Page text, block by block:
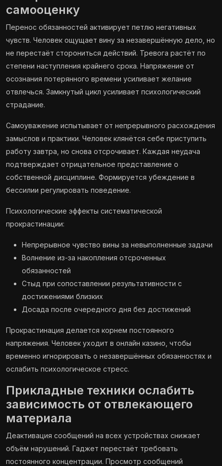
самооценку
Перенос обязанностей активирует петлю негативных
чувств. Человек ощущает вину за незавершённую дело, но
не перестаёт сторониться действий. Тревога растёт по
степени наступления крайнего срока. Напряжение от
осознания потерянного времени усиливает желание
отвлечься. Замкнутый цикл усиливает психологический
страдание.
Самоуважение испытывает от непрерывного расхождения
замыслов и практики. Человек клянётся себе приступить
работу завтра, но снова отсрочивает. Каждая неудача
подтверждает отрицательное представление о
собственной дисциплине. Формируется убеждение в
бессилии регулировать поведение.
Психологические эффекты систематической
прокрастинации:
Непрерывное чувство вины за невыполненные задачи
Волнение из-за накопления отсроченных
обязанностей
Стыд при сопоставлении результативности с
достижениями близких
Досада после очередного дня без достижений
Прокрастинация делается корнем постоянного
напряжения. Человек уходит в онлайн казино, чтобы
временно игнорировать о незавершённых обязанностях и
ослабить психологическое стресс.
Прикладные техники ослабить
зависимость от отвлекающего
материала
Деактивация сообщений на всех устройствах снижает
объём нарушений. Гаджет перестаёт требовать
постоянного концентрации. Просмотр сообщений